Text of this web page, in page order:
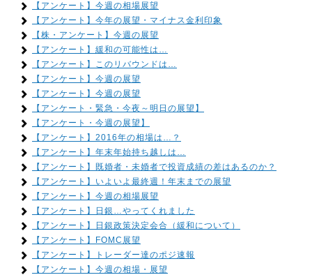
【アンケート】今週の相場展望
【アンケート】今年の展望・マイナス金利印象
【株・アンケート】今週の展望
【アンケート】緩和の可能性は…
【アンケート】このリバウンドは…
【アンケート】今週の展望
【アンケート】今週の展望
【アンケート・緊急・今夜～明日の展望】
【アンケート・今週の展望】
【アンケート】2016年の相場は…？
【アンケート】年末年始持ち越しは…
【アンケート】既婚者・未婚者で投資成績の差はあるのか？
【アンケート】いよいよ最終週！年末までの展望
【アンケート】今週の相場展望
【アンケート】日銀…やってくれました
【アンケート】日銀政策決定会合（緩和について）
【アンケート】FOMC展望
【アンケート】トレーダー達のポジ速報
【アンケート】今週の相場・展望